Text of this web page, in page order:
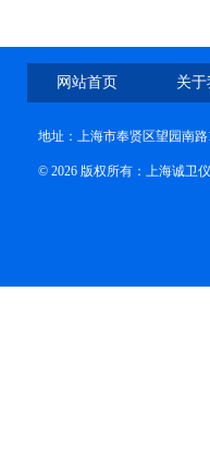
网站首页 关
地址：上海市奉贤区望园南路
© 2026 版权所有：上海诚卫